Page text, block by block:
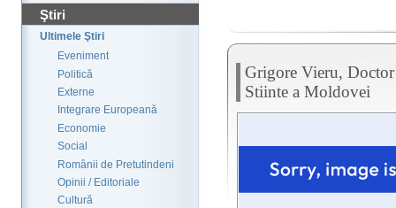
Ştiri
Ultimele Ştiri
Eveniment
Politică
Externe
Integrare Europeană
Economie
Social
Românii de Pretutindeni
Opinii / Editoriale
Cultură
Grigore Vieru,
Stiinte a Moldovei